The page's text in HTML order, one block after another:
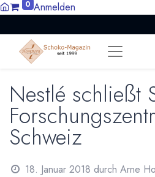
0 Anmelden
Nestlé schließt
Schweiz
18. Januar 2018 durch Arne